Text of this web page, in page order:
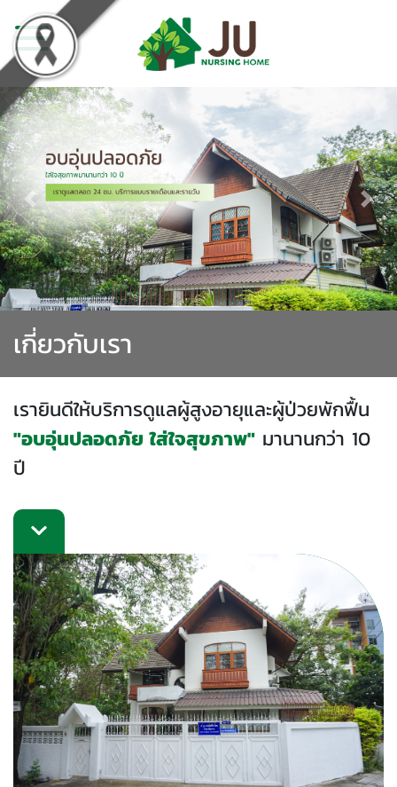
Previous
เกี่ยวกับเรา
เรายินดีให้บริการดูแลผู้สูงอายุและผู้ป่วยพักฟื้น
"อบอุ่นปลอดภัย ใส่ใจสุขภาพ" มานานกว่า 10
ปี